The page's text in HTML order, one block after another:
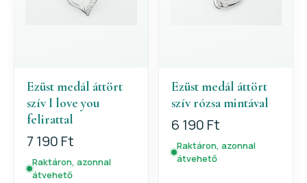
Ezüst medál áttört
szív I love you
felirattal
7 190 Ft
Raktáron, azonnal
átvehető
Ezüst medál áttört
szív rózsa mintával
6 190 Ft
Raktáron, azonnal
átvehető